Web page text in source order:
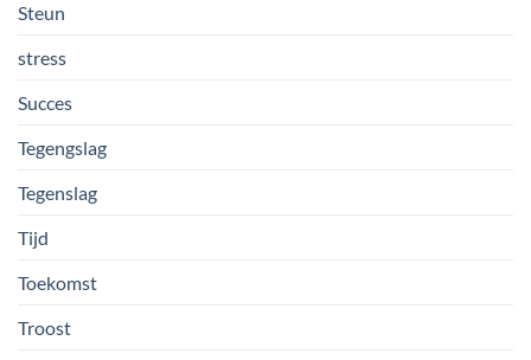
Steun
stress
Succes
Tegengslag
Tegenslag
Tijd
Toekomst
Troost